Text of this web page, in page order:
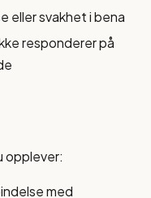
eller svakhet i bena
responderer på
opplever:
med